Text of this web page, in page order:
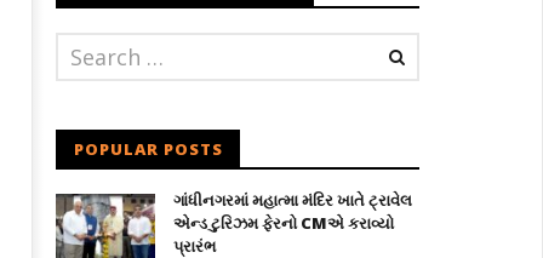
POPULAR POSTS
ગાંધીનગરમાં મહાત્મા મંદિર ખાતે ટ્રાવેલ
એન્ડ ટુરિઝમ ફેરનો CMએ કરાવ્યો
પ્રારંભ